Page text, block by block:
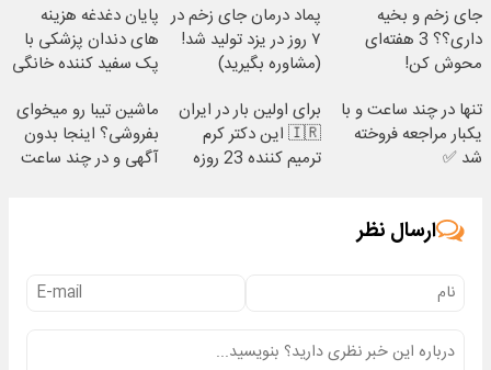
جای زخم و بخیه
داری؟؟ 3 هفته‌ای
محوش کن!
پماد درمان جای زخم در
۷ روز در یزد تولید شد!
(مشاوره بگیرید)
پایان دغدغه هزینه
های دندان پزشکی با
پک سفید کننده خانگی
تنها در چند ساعت و با
یکبار مراجعه فروخته
شد ✅
برای اولین بار در ایران
🇮🇷 این دکتر کرم
ترمیم کننده 23 روزه
ماشین تیبا رو میخوای
بفروشی؟ اینجا بدون
آگهی و در چند ساعت
ارسال نظر